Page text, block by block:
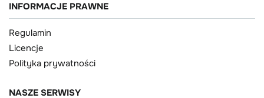
INFORMACJE PRAWNE
Regulamin
Licencje
Polityka prywatności
NASZE SERWISY